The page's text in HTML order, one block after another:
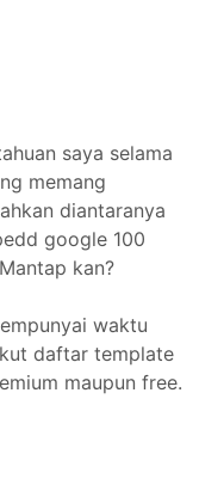
saya selama
memang
diantaranya
google 100
kan?
waktu
daftar template
maupun free.